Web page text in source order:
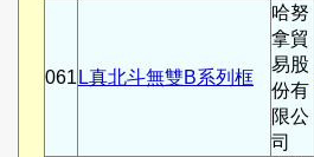
061 L真北斗無雙B系列框
哈努
拿貿
易股
份有
限公
司